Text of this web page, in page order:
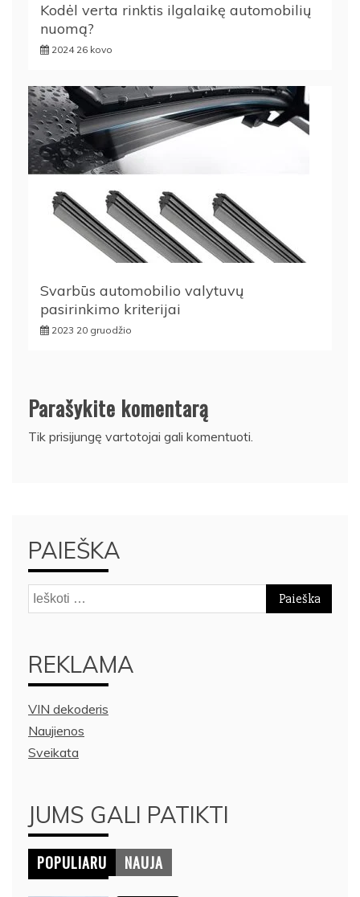
Kodėl verta rinktis ilgalaikę automobilių
nuomą?
2024 26 kovo
Svarbūs automobilio valytuvų
pasirinkimo kriterijai
2023 20 gruodžio
Parašykite komentarą
Tik prisijungę vartotojai gali komentuoti.
PAIEŠKA
Ieškoti:
REKLAMA
VIN dekoderis
Naujienos
Sveikata
JUMS GALI PATIKTI
POPULIARU NAUJA